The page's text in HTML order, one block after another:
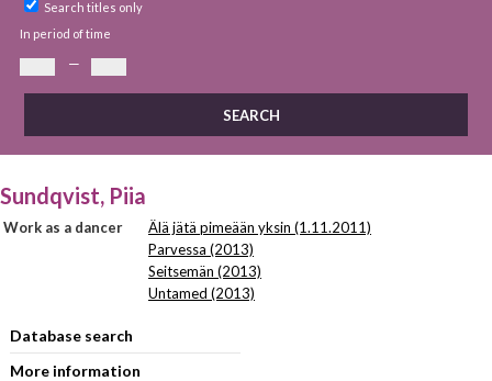
Search titles only
In period of time
—
Sundqvist, Piia
Work as a dancer
Älä jätä pimeään yksin (1.11.2011)
Parvessa (2013)
Seitsemän (2013)
Untamed (2013)
Database search
More information